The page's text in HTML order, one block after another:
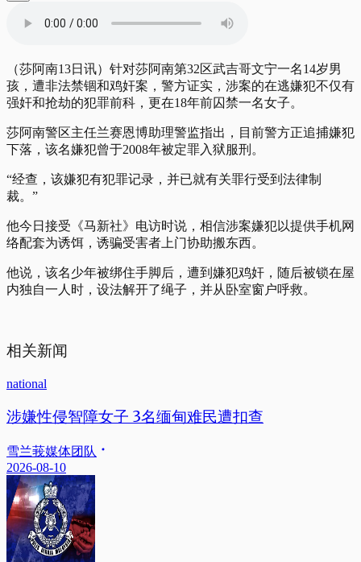
（莎阿南13日讯）针对莎阿南第32区武吉哥文宁一名14岁男
孩，遭非法禁锢和鸡奸案，警方证实，涉案的在逃嫌犯不仅有
强奸和抢劫的犯罪前科，更在18年前囚禁一名女子。
莎阿南警区主任兰赛恩博助理警监指出，目前警方正追捕嫌犯
下落，该名嫌犯曾于2008年被定罪入狱服刑。
“经查，该嫌犯有犯罪记录， 并已就有关罪行受到法律制
裁。”
他今日接受《马新社》电访时说，相信涉案嫌犯以提供手机网
络配套为诱饵，诱骗受害者上门协助搬东西。
他说，该名少年被绑住手脚后，遭到嫌犯鸡奸，随后被锁在屋
内独自一人时，设法解开了绳子，并从卧室窗户呼救。
相关新闻
national
涉嫌性侵智障女子 3名缅甸难民遭扣查
雪兰莪媒体团队
2026-08-10